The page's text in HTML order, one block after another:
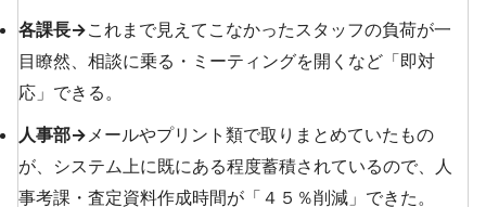
各課長→これまで見えてこなかったスタッフの負荷が一
目瞭然、相談に乗る・ミーティングを開くなど「即対
応」できる。
人事部→メールやプリント類で取りまとめていたもの
が、システム上に既にある程度蓄積されているので、人
事考課・査定資料作成時間が「４５％削減」できた。